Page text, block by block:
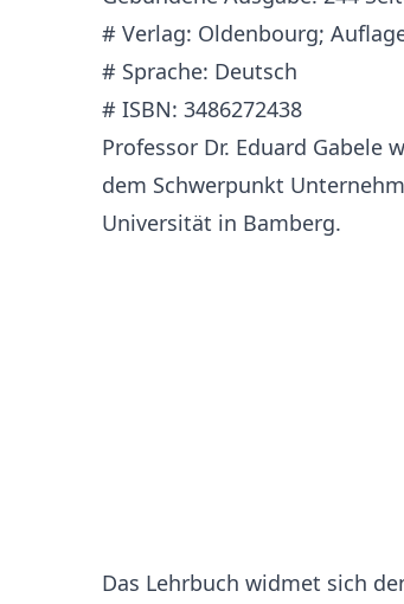
# Verlag: Oldenbourg;
# Sprache: Deutsch
# ISBN: 3486272438
Professor Dr. Eduard
dem Schwerpunkt
Universität in Bamberg.
Das Lehrbuch widmet sich